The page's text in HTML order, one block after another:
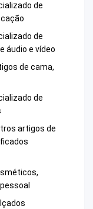
de
de
áudio e vídeo
de cama,
de
artigos de